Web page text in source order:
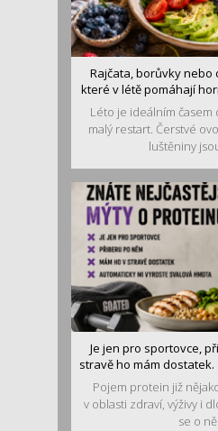
Rajčata, borůvky nebo
které v létě pomáhají
Léto je ideálním
malý restart. Čerstvé
luštěniny
Je jen pro sportovce,
stravě ho mám dostatek.
Pojem protein již
v oblasti zdraví, výživy i
se o